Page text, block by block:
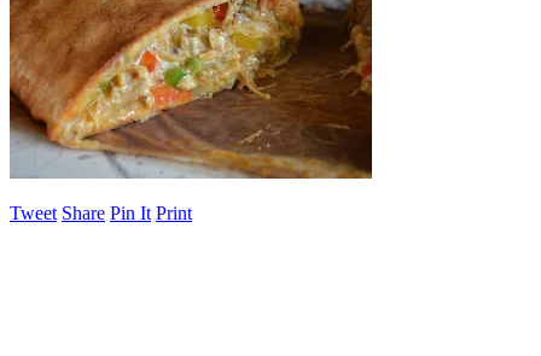
Tweet Share Pin It Print